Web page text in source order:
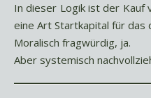
In dieser Logik ist der Kauf
eine Art Startkapital für das
Moralisch fragwürdig, ja.
Aber systemisch